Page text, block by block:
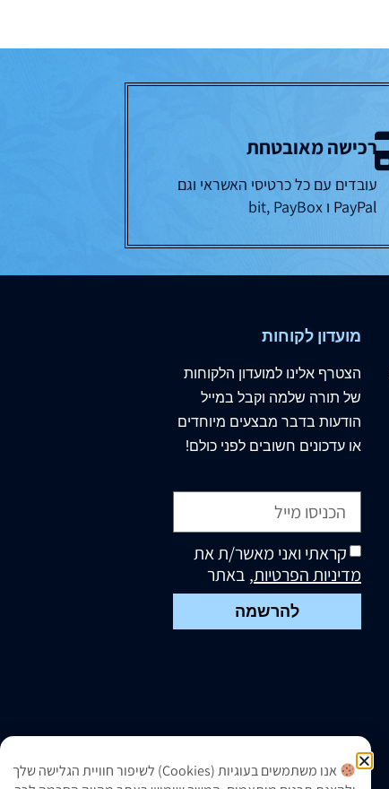
רכישה מאובטחת
עובדים עם כל כרטיסי האשראי וגם
PayPal ו bit, PayBox
מועדון לקוחות
הצטרף אלינו למועדון הלקוחות
של תורה שלמה וקבל במייל
הודעות בדבר מבצעים מיוחדים
או עדכונים חשובים לפני כולם!
קראתי ואני מאשר/ת את
מדיניות הפרטיות, באתר
להרשמה
אנו משתמשים בעוגיות (Cookies) לשיפור חוויית הגלישה שלך